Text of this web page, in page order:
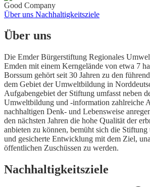
Good Company
Über uns Nachhaltigkeitsziele
Über uns
Die Emder Bürgerstiftung Regionales
Emden mit einem Kerngelände von etwa 7
Borssum gehört seit 30 Jahren zu den
dem Gebiet der Umweltbildung in
Aufgabengebiet der Stiftung umfasst neben
Umweltbildung und -information zahlreiche
nachhaltigen Denk- und Lebensweise
den nächsten Jahren die hohe Qualität der
anbieten zu können, bemüht sich die Stiftung
und gesicherte Entwicklung mit dem Ziel,
öffentlichen Zuschüssen zu werden.
Nachhaltigkeitsziele